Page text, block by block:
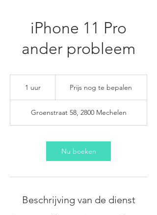
iPhone 11 Pro
ander probleem
1 uur1
Prijs nog te bepalen
Groenstraat 58, 2800 Mechelen
Nu boeken
Beschrijving van de dienst